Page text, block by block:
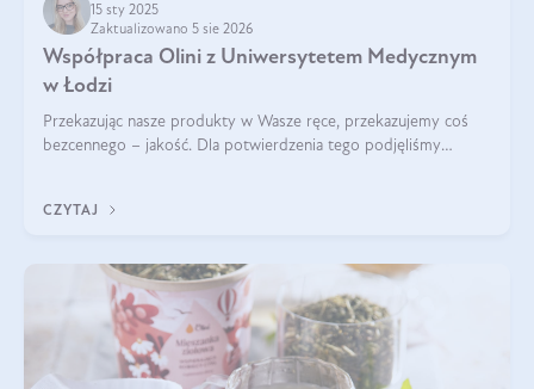
15 sty 2025
Zaktualizowano 5 sie 2026
Współpraca Olini z Uniwersytetem Medycznym
w Łodzi
Przekazując nasze produkty w Wasze ręce, przekazujemy coś
bezcennego – jakość. Dla potwierdzenia tego podjęliśmy
CZYTAJ